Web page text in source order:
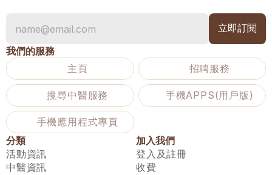
我們的服務
主頁
招聘服務
搜尋中醫服務 手機APPS(用戶版)
手機應用程式專頁
分類
活動資訊
中醫資訊
加入我們
登入及註冊
收費